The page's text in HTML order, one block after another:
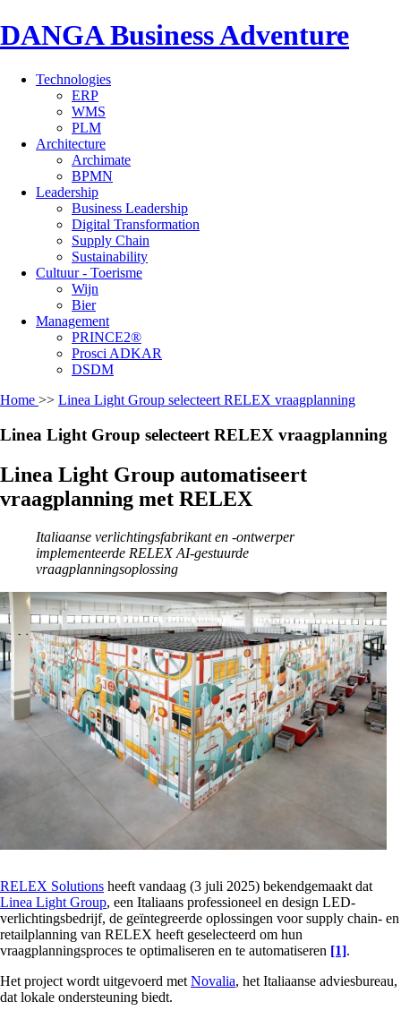
DANGA Business Adventure
Technologies
ERP
WMS
PLM
Architecture
Archimate
BPMN
Leadership
Business Leadership
Digital Transformation
Supply Chain
Sustainability
Cultuur - Toerisme
Wijn
Bier
Management
PRINCE2®
Prosci ADKAR
DSDM
Home >> Linea Light Group selecteert RELEX vraagplanning
Linea Light Group selecteert RELEX vraagplanning
Linea Light Group automatiseert
vraagplanning met RELEX
Italiaanse verlichtingsfabrikant en -ontwerper
implementeerde RELEX AI-gestuurde
vraagplanningsoplossing
RELEX Solutions heeft vandaag (3 juli 2025) bekendgemaakt dat
Linea Light Group, een Italiaans professioneel en design LED-
verlichtingsbedrijf, de geïntegreerde oplossingen voor supply chain- en
retailplanning van RELEX heeft geselecteerd om hun
vraagplanningsproces te optimaliseren en te automatiseren [1].
Het project wordt uitgevoerd met Novalia, het Italiaanse adviesbureau,
dat lokale ondersteuning biedt.